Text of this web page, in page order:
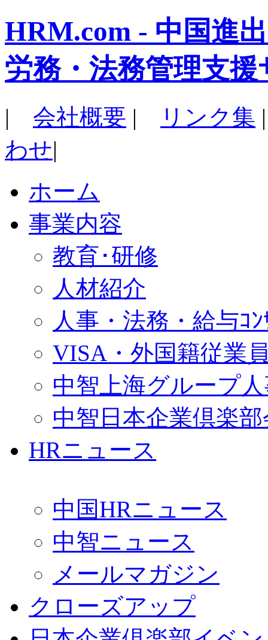
HRM.com - 中国進
労務・法務管理支援
| 会社概要 | リンク集
わせ|
ホーム
事業内容
教育･研修
人材紹介
人事・法務・給与ｺﾝ
VISA・外国籍従業
中智上海グループ
中智日本企業倶楽
HRニュース
中国HRニュース
中智ニュース
メールマガジン
クローズアップ